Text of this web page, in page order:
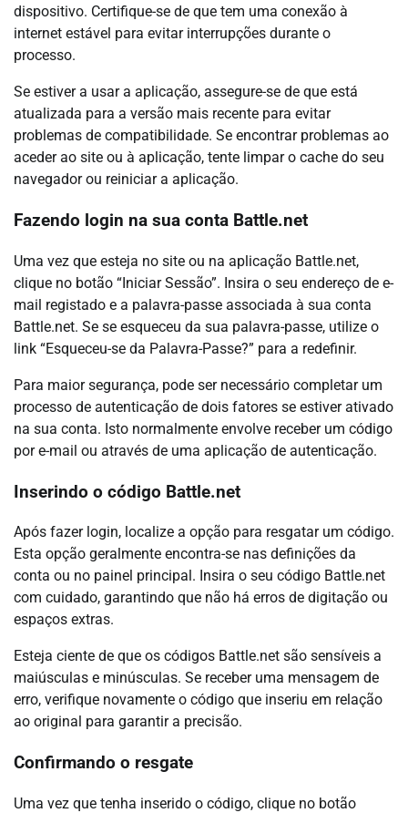
dispositivo. Certifique-se de que tem uma conexão à
internet estável para evitar interrupções durante o
processo.
Se estiver a usar a aplicação, assegure-se de que está
atualizada para a versão mais recente para evitar
problemas de compatibilidade. Se encontrar problemas ao
aceder ao site ou à aplicação, tente limpar o cache do seu
navegador ou reiniciar a aplicação.
Fazendo login na sua conta Battle.net
Uma vez que esteja no site ou na aplicação Battle.net,
clique no botão “Iniciar Sessão”. Insira o seu endereço de e-
mail registado e a palavra-passe associada à sua conta
Battle.net. Se se esqueceu da sua palavra-passe, utilize o
link “Esqueceu-se da Palavra-Passe?” para a redefinir.
Para maior segurança, pode ser necessário completar um
processo de autenticação de dois fatores se estiver ativado
na sua conta. Isto normalmente envolve receber um código
por e-mail ou através de uma aplicação de autenticação.
Inserindo o código Battle.net
Após fazer login, localize a opção para resgatar um código.
Esta opção geralmente encontra-se nas definições da
conta ou no painel principal. Insira o seu código Battle.net
com cuidado, garantindo que não há erros de digitação ou
espaços extras.
Esteja ciente de que os códigos Battle.net são sensíveis a
maiúsculas e minúsculas. Se receber uma mensagem de
erro, verifique novamente o código que inseriu em relação
ao original para garantir a precisão.
Confirmando o resgate
Uma vez que tenha inserido o código, clique no botão